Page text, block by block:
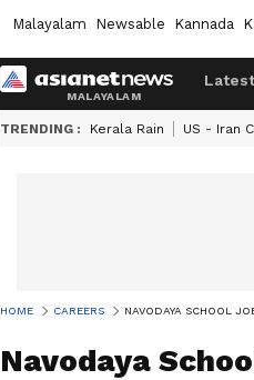
Malayalam Newsable Kannada
TRENDING : Kerala Rain US - Iran
HOME CAREERS NAVODAYA
Navodaya